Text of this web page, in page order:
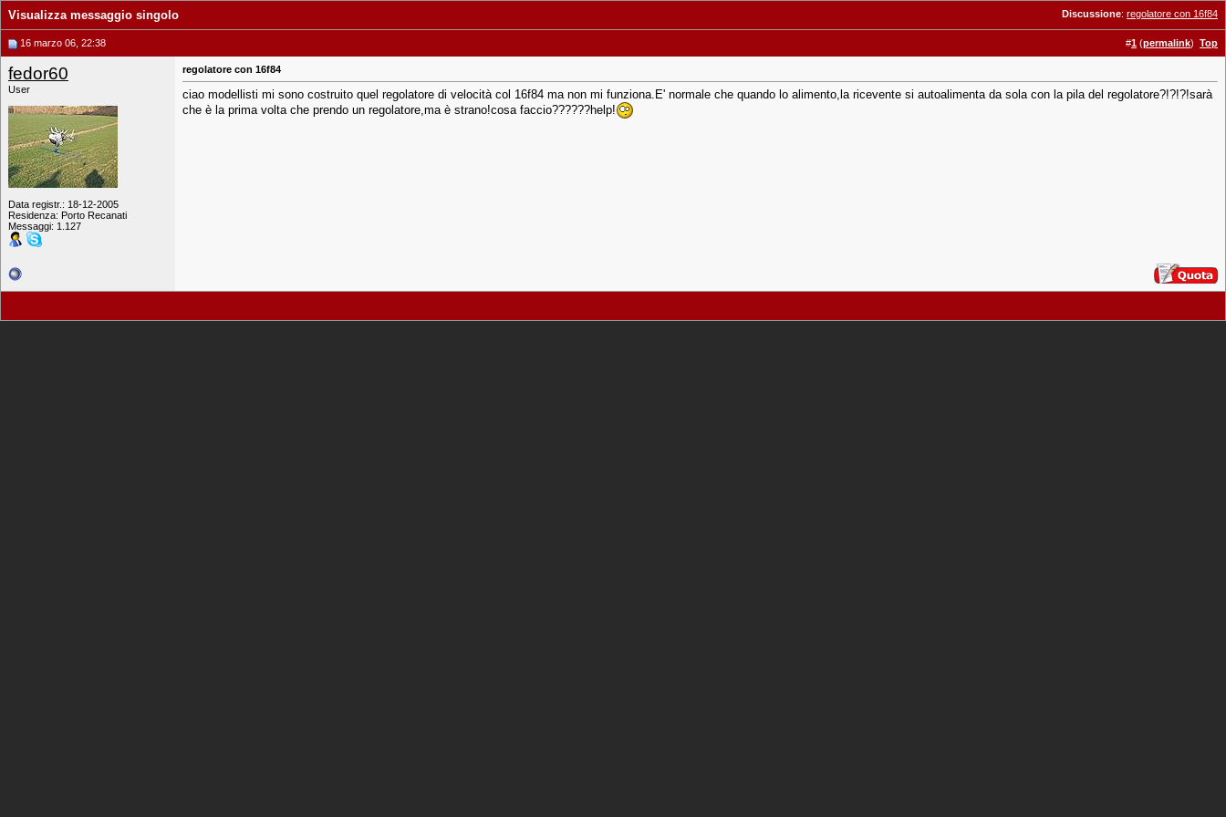
Discussione: regolatore con 16f84
Visualizza messaggio singolo
16 marzo 06, 22:38 #1 (permalink) Top
fedor60
User
Data registr.: 18-12-2005
Residenza: Porto Recanati
Messaggi: 1.127
regolatore con 16f84
ciao modellisti mi sono costruito quel regolatore di velocità col 16f84 ma non mi funziona.E' normale che quando lo alimento,la ricevente si autoalimenta da sola con la pila del regolatore?!?!?!sarà
che è la prima volta che prendo un regolatore,ma è strano!cosa faccio??????help!